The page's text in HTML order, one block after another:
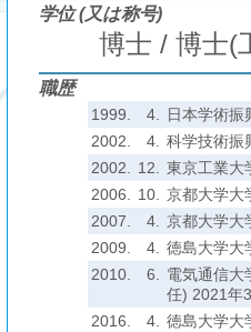
学位 (又は称号)
博士 / 博士(
職歴
1999. 4.
日本学術振
2002.
4.
科学技術振
2002.
12.
東京工業大
2006.
10.
京都大学大
2007.
4.
京都大学大
2009.
4.
徳島大学大
2010.
6.
電気通信大
任) 2021年
2016.
4.
徳島大学大